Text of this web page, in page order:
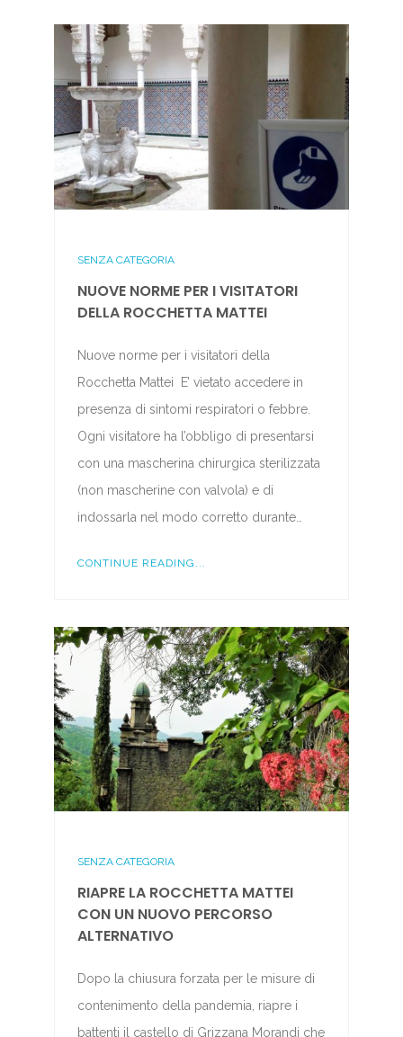
SENZA CATEGORIA
NUOVE NORME PER I VISITATORI
DELLA ROCCHETTA MATTEI
Nuove norme per i visitatori della
Rocchetta Mattei E’ vietato accedere in
presenza di sintomi respiratori o febbre.
Ogni visitatore ha l’obbligo di presentarsi
con una mascherina chirurgica sterilizzata
(non mascherine con valvola) e di
indossarla nel modo corretto durante…
CONTINUE READING...
SENZA CATEGORIA
RIAPRE LA ROCCHETTA MATTEI
CON UN NUOVO PERCORSO
ALTERNATIVO
Dopo la chiusura forzata per le misure di
contenimento della pandemia, riapre i
battenti il castello di Grizzana Morandi che